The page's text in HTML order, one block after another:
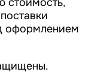
оформлением